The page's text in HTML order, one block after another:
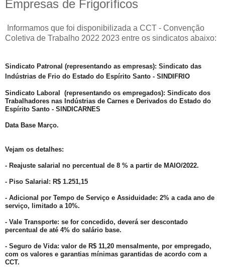
Empresas de Frigoríficos
Informamos que foi disponibilizada a CCT - Convenção
Coletiva de Trabalho 2022 2023 entre os sindicatos abaixo:
Sindicato Patronal (representando as empresas): Sindicato das
Indústrias de Frio do Estado do Espírito Santo - SINDIFRIO
Sindicato Laboral (representando os empregados): Sindicato dos
Trabalhadores nas Indústrias de Carnes e Derivados do Estado do
Espírito Santo - SINDICARNES
Data Base Março.
Vejam os detalhes:
- Reajuste salarial no percentual de 8 % a partir de MAIO/2022.
- Piso Salarial: R$ 1.251,15
- Adicional por Tempo de Serviço e Assiduidade: 2% a cada ano de
serviço, limitado a 10%.
- Vale Transporte: se for concedido, deverá ser descontado
percentual de até 4% do salário base.
- Seguro de Vida: valor de R$ 11,20 mensalmente, por empregado,
com os valores e garantias mínimas garantidas de acordo com a
CCT.